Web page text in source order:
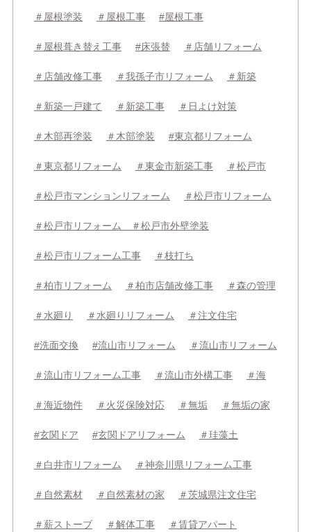
＃屋根塗装 ＃屋根工事 #屋根工事
＃屋根葺き替え工事 #床張替 ＃店舗リフォーム
＃店舗改修工事 ＃我孫子市リフォーム ＃新築
＃新築一戸建て ＃新築工事 ＃日よけ対策
＃木部再塗装 ＃木部塗装 #東京都リフォーム
＃東京都リフォーム ＃東金市新築工事 ＃松戸市
＃松戸市マンションリフォーム ＃松戸市リフォーム
＃松戸市リフォーム ＃松戸市外壁塗装
＃松戸市リフォーム工事 ＃枝打ち
＃柏市リフォーム ＃柏市店舗改修工事 ＃森の管理
＃水廻り ＃水廻りリフォーム ＃注文住宅
#洗面交換 #流山市リフォーム ＃流山市リフォーム
＃流山市リフォーム工事 ＃流山市外構工事 ＃海
＃海近物件 ＃火災保険対応 ＃無垢 ＃無垢の家
#玄関ドア #玄関ドアリフォーム ＃珪藻土
＃白井市リフォーム ＃神奈川県リフォーム工事
＃自然素材 ＃自然素材の家 ＃茨城県注文住宅
＃薪ストーブ ＃解体工事 ＃賃貸アパート